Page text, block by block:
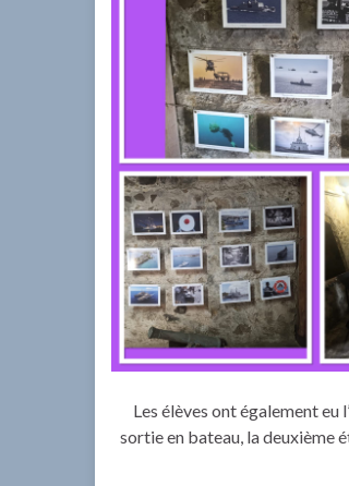
Les élèves ont également
sortie en bateau, la deuxième